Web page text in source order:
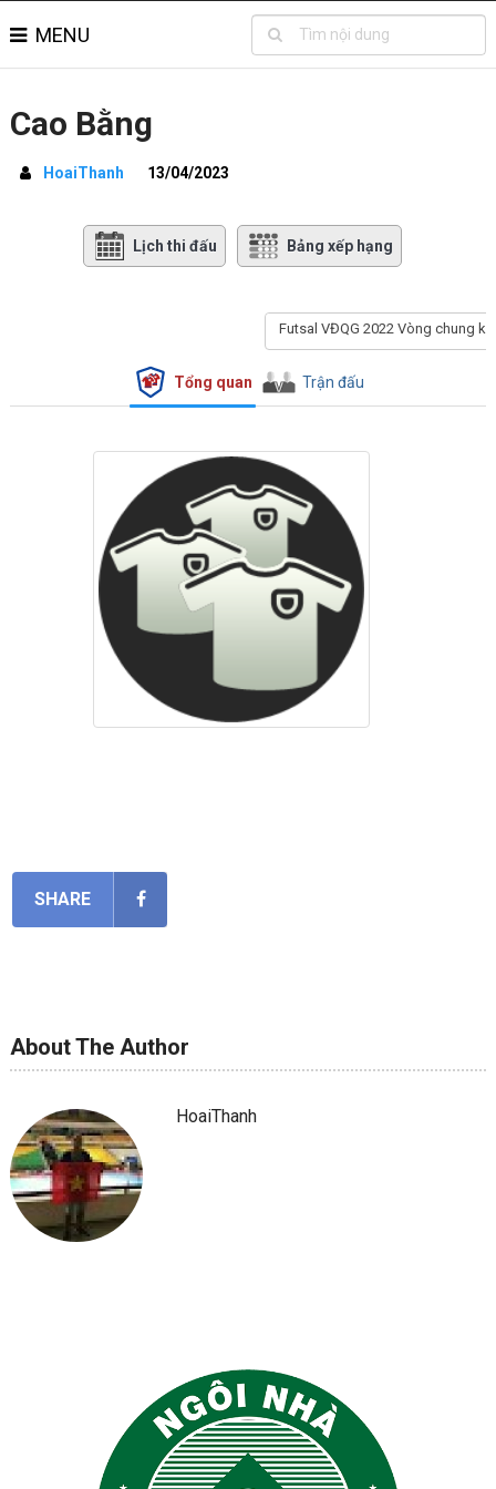
MENU
Cao Bằng
HoaiThanh 13/04/2023
Lịch thi đấu Bảng xếp hạng
Futsal VĐQG 2022 Vòng chung
Tổng quan Trận đấu
SHARE
About The Author
HoaiThanh